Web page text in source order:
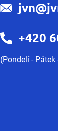
+420
(Pondelí - Pátek